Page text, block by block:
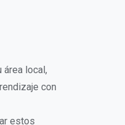
local,
con
estos